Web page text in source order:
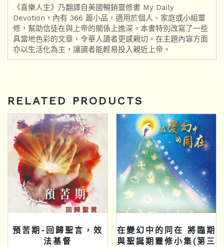
《喜樂人生》乃翻譯自美國暢銷靈修書 My Daily
Devotion，內有 366 篇小品，適用於個人、家庭或小組靈
修，幫助信徒在與上帝的關係上進深。本書特別改寫了一些
具當地色彩的文章，令華人讀者更感親切。在主題內容方面
亦以生活化為主，讓讀者能輕易投入親近上帝。
RELATED PRODUCTS
預苦期-回歸聖言，效
法基督
在變幻中的同在 將臨期
與聖誕期靈修小集(第三